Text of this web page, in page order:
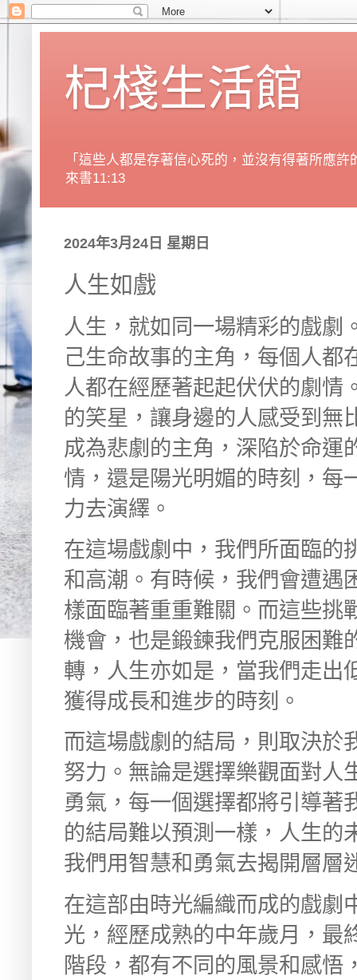
杞棧生活館
「這些人都是存著信心死的，並沒有得著所應
來書11:13
2024年3月24日 星期日
人生如戲
人生，就如同一場精彩的戲劇
己生命故事的主角，每個人都
人都在經歷著起起伏伏的劇情
的笑星，讓身邊的人感受到無
成為悲劇的主角，深陷於命運
情，還是陽光明媚的時刻，每
力去演繹。
在這場戲劇中，我們所面臨的
和高潮。有時候，我們會遭遇
樣面臨著重重難關。而這些挑
機會，也是鍛鍊我們克服困難
轉，人生亦如是，當我們走出
獲得成長和進步的時刻。
而這場戲劇的結局，則取決於
努力。無論是選擇樂觀面對人
勇氣，每一個選擇都將引導著
的結局難以預測一樣，人生的
我們用智慧和勇氣去揭開層層
在這部由時光編織而成的戲劇
光，經歷成熟的中年歲月，最
階段，都有不同的風景和感悟